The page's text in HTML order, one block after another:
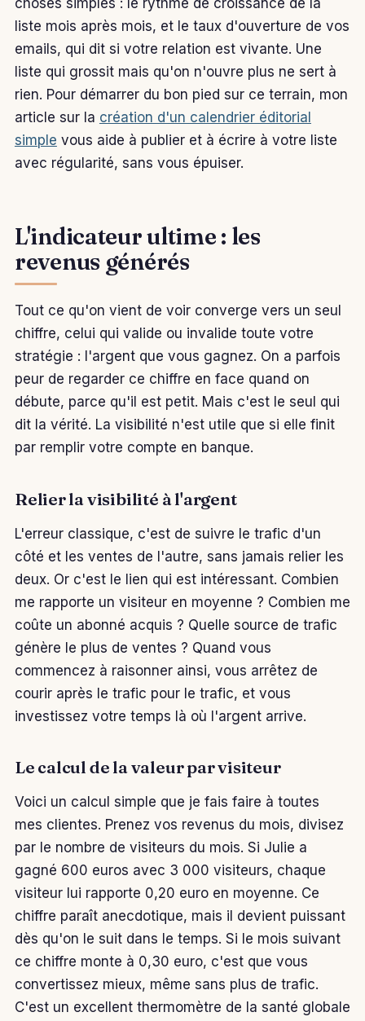
liste mois après mois, et le taux d'ouverture de vos
emails, qui dit si votre relation est vivante. Une
liste qui grossit mais qu'on n'ouvre plus ne sert à
rien. Pour démarrer du bon pied sur ce terrain, mon
article sur la création d'un calendrier éditorial
simple vous aide à publier et à écrire à votre liste
avec régularité, sans vous épuiser.
L'indicateur ultime : les
revenus générés
Tout ce qu'on vient de voir converge vers un seul
chiffre, celui qui valide ou invalide toute votre
stratégie : l'argent que vous gagnez. On a parfois
peur de regarder ce chiffre en face quand on
débute, parce qu'il est petit. Mais c'est le seul qui
dit la vérité. La visibilité n'est utile que si elle finit
par remplir votre compte en banque.
Relier la visibilité à l'argent
L'erreur classique, c'est de suivre le trafic d'un
côté et les ventes de l'autre, sans jamais relier les
deux. Or c'est le lien qui est intéressant. Combien
me rapporte un visiteur en moyenne ? Combien me
coûte un abonné acquis ? Quelle source de trafic
génère le plus de ventes ? Quand vous
commencez à raisonner ainsi, vous arrêtez de
courir après le trafic pour le trafic, et vous
investissez votre temps là où l'argent arrive.
Le calcul de la valeur par visiteur
Voici un calcul simple que je fais faire à toutes
mes clientes. Prenez vos revenus du mois, divisez
par le nombre de visiteurs du mois. Si Julie a
gagné 600 euros avec 3 000 visiteurs, chaque
visiteur lui rapporte 0,20 euro en moyenne. Ce
chiffre paraît anecdotique, mais il devient puissant
dès qu'on le suit dans le temps. Si le mois suivant
ce chiffre monte à 0,30 euro, c'est que vous
convertissez mieux, même sans plus de trafic.
C'est un excellent thermomètre de la santé globale